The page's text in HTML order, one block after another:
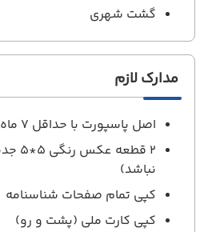
گشت شهری
مدارک لازم
اصل پاسپورت با حداقل 7 ماه اعتبار
2
نباشد)
کپی تمام صفحات شناسنامه
کپی کارت ملی (پشت و رو)